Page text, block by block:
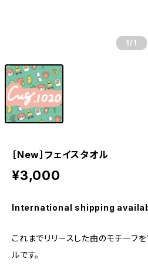
1 /1
［New］フェイスタオル
¥3,000
International shipping
これまでリリースした曲のモチーフ
ルです。